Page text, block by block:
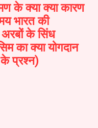
के क्या क्या कारण
भारत की
अरबों के सिंध
का क्या योगदान
प्रश्न)